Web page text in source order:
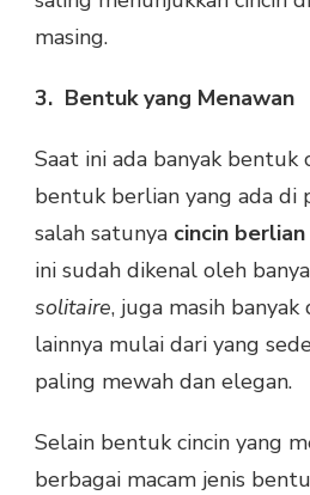
masing.
3. Bentuk yang Menawan
Saat ini ada banyak bentuk
bentuk berlian yang ada di
salah satunya cincin
ini sudah dikenal oleh
solitaire, juga masih
lainnya mulai dari yang
paling mewah dan elegan.
Selain bentuk cincin yang
berbagai macam jenis